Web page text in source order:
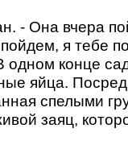
- Она вчера
я тебе
конце
яйца.
спелыми
заяц,